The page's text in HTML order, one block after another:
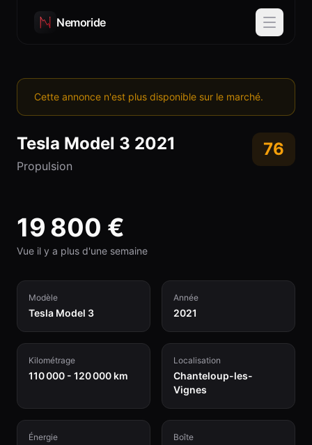
Nemoride
Cette annonce n'est plus disponible sur le marché.
Tesla Model 3 2021
Propulsion
76
19 800 €
Vue il y a plus d'une semaine
Modèle
Tesla Model 3
Année
2021
Kilométrage
110 000 - 120 000 km
Localisation
Chanteloup-les-
Vignes
Énergie Boîte